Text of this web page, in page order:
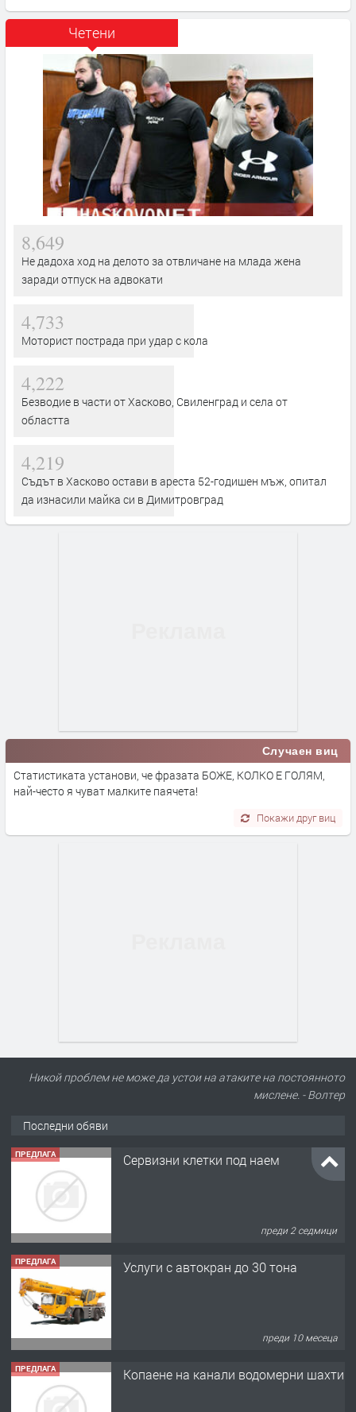
Четени
8,649
Не дадоха ход на делото за отвличане на млада жена
заради отпуск на адвокати
4,733
Моторист пострада при удар с кола
4,222
Безводие в части от Хасково, Свиленград и села от
областта
4,219
Съдът в Хасково остави в ареста 52-годишен мъж, опитал
да изнасили майка си в Димитровград
Случаен виц
Статистиката установи, че фразата БОЖЕ, КОЛКО Е ГОЛЯМ,
най-често я чуват малките паячета!
Покажи друг виц
Никой проблем не може да устои на атаките на постоянното
мислене. - Волтер
Последни обяви
ПРЕДЛАГА Сервизни клетки под наем
преди 2 седмици
ПРЕДЛАГА Услуги с автокран до 30 тона
преди 10 месеца
ПРЕДЛАГА Копаене на канали водомерни шахти